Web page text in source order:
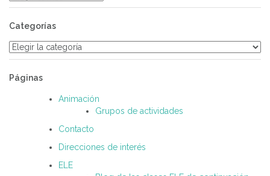
Categorías
Categorías
Páginas
Animación
Grupos de actividades
Contacto
Direcciones de interés
ELE